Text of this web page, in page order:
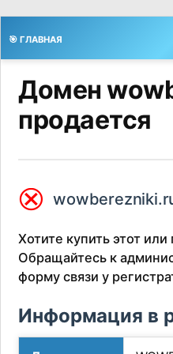
🎯 ГЛАВНАЯ
Домен
продается
⮿
Хотите купить этот
Обращайтесь к
форму связи у
Информация в